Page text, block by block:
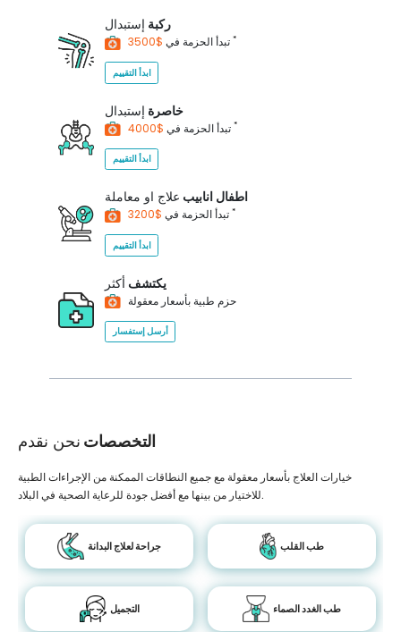
ركبة إستبدال
تبدأ الحزمة في *
ابدأ التقييم
خاصرة إستبدال
تبدأ الحزمة في *
ابدأ التقييم
اطفال انابيب علاج او معاملة
تبدأ الحزمة في *
ابدأ التقييم
يكتشف أكثر
حزم طبية بأسعار معقولة
أرسل إستفسار
التخصصات نحن نقدم
خيارات العلاج بأسعار معقولة مع جميع النطاقات الممكنة من الإجراءات الطبية
للاختيار من بينها مع أفضل جودة للرعاية الصحية في البلاد.
جراحة لعلاج البدانة طب القلب
التجميل طب الغدد الصماء